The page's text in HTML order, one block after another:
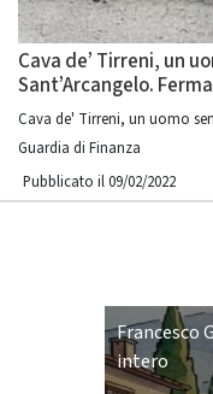
Cava de’ Tirreni, un
Sant’Arcangelo.
Cava de' Tirreni, un uomo
Guardia di Finanza
Pubblicato il 09/02/2022
Francesco
intero